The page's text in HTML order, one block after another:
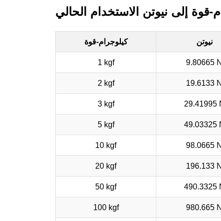
قوة إلى نيوتن الاستخدام الحالي
كيلوجرام-قوة نيوتن
1 kgf 9.80665 N
2 kgf 19.6133 N
3 kgf 29.41995
5 kgf 49.03325
10 kgf 98.0665 N
20 kgf 196.133 N
50 kgf 490.3325
100 kgf 980.665 N